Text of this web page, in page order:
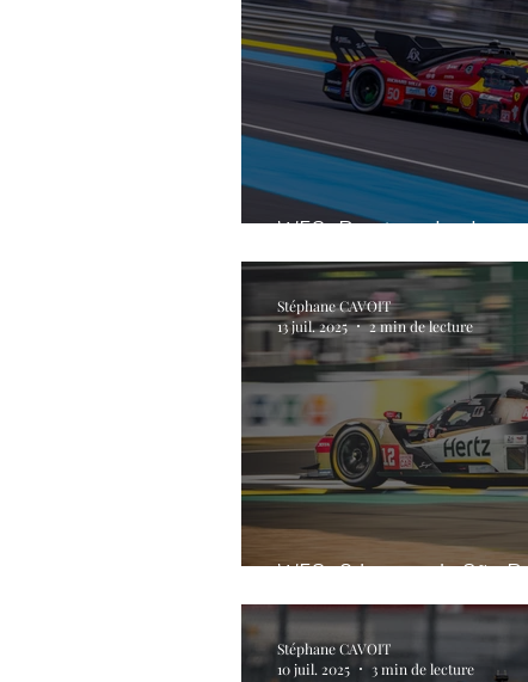
WEC. Point sur le
WEC. 6 heures de São
Stéphane CAVOIT
13 juil. 2025
2 min de lecture
Stéphane CAVOIT
10 juil. 2025
3 min de lecture